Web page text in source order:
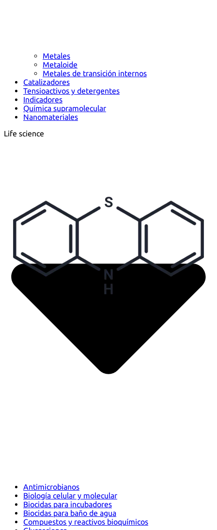
Metales
Metaloide
Metales de transición internos
Catalizadores
Tensioactivos y detergentes
Indicadores
Química supramolecular
Nanomateriales
Life science
Antimicrobianos
Biología celular y molecular
Biocidas para incubadores
Biocidas para baño de agua
Compuestos y reactivos bioquímicos